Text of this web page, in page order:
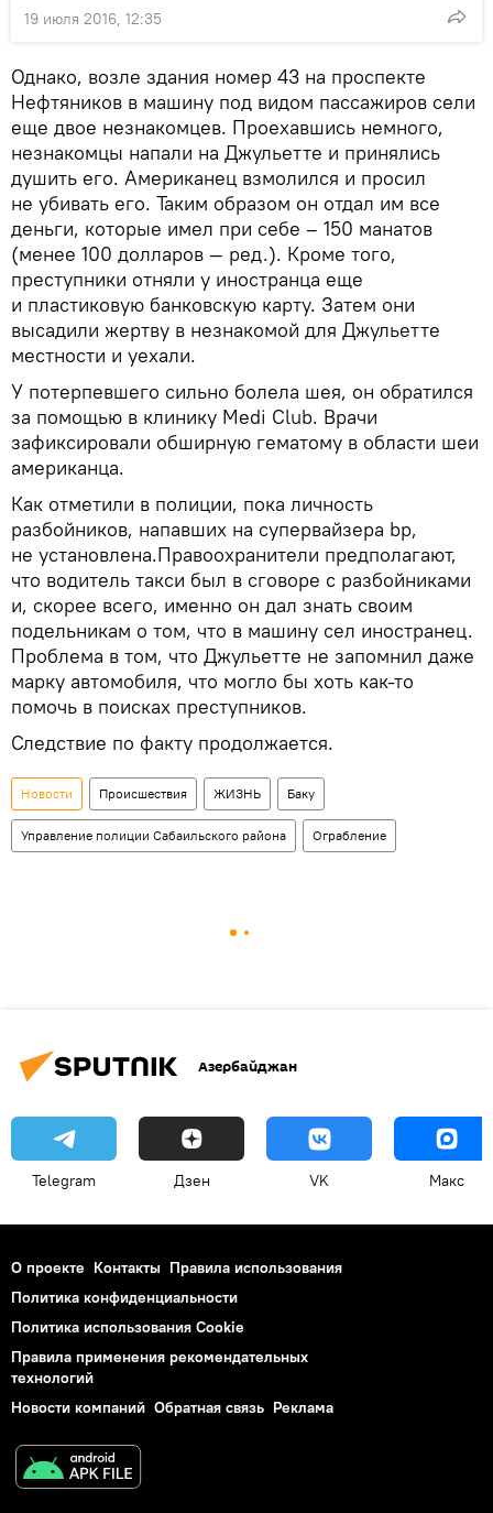
19 июля 2016, 12:35
Однако, возле здания номер 43 на проспекте
Нефтяников в машину под видом пассажиров сели
еще двое незнакомцев. Проехавшись немного,
незнакомцы напали на Джульетте и принялись
душить его. Американец взмолился и просил
не убивать его. Таким образом он отдал им все
деньги, которые имел при себе – 150 манатов
(менее 100 долларов — ред.). Кроме того,
преступники отняли у иностранца еще
и пластиковую банковскую карту. Затем они
высадили жертву в незнакомой для Джульетте
местности и уехали.
У потерпевшего сильно болела шея, он обратился
за помощью в клинику Medi Club. Врачи
зафиксировали обширную гематому в области шеи
американца.
Как отметили в полиции, пока личность
разбойников, напавших на супервайзера bp,
не установлена.Правоохранители предполагают,
что водитель такси был в сговоре с разбойниками
и, скорее всего, именно он дал знать своим
подельникам о том, что в машину сел иностранец.
Проблема в том, что Джульетте не запомнил даже
марку автомобиля, что могло бы хоть как-то
помочь в поисках преступников.
Следствие по факту продолжается.
Новости Происшествия ЖИЗНЬ Баку
Управление полиции Сабаильского района Ограбление
Азербайджан
Telegram Дзен VK Макс
О проекте Контакты Правила использования
Политика конфиденциальности
Политика использования Cookie
Правила применения рекомендательных
технологий
Новости компаний Обратная связь Реклама